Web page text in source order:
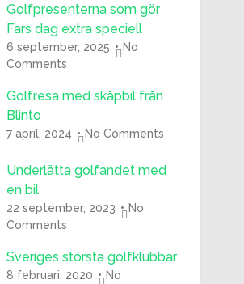
Golfpresenterna som gör
Fars dag extra speciell
6 september, 2025
No
Comments
Golfresa med skåpbil från
Blinto
7 april, 2024 No Comments
Underlätta golfandet med
en bil
22 september, 2023
No
Comments
Sveriges största golfklubbar
8 februari, 2020
No